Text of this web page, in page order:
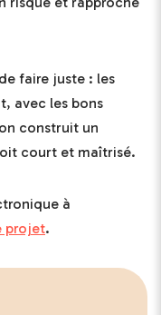
de faire juste : les
avec les bons
construit un
court et maîtrisé.
à
projet.